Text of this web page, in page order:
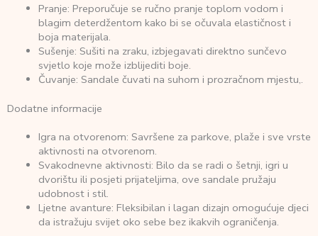
Pranje: Preporučuje se ručno pranje toplom vodom i
blagim deterdžentom kako bi se očuvala elastičnost i
boja materijala.
Sušenje: Sušiti na zraku, izbjegavati direktno sunčevo
svjetlo koje može izblijediti boje.
Čuvanje: Sandale čuvati na suhom i prozračnom mjestu,.
Dodatne informacije
Igra na otvorenom: Savršene za parkove, plaže i sve vrste
aktivnosti na otvorenom.
Svakodnevne aktivnosti: Bilo da se radi o šetnji, igri u
dvorištu ili posjeti prijateljima, ove sandale pružaju
udobnost i stil.
Ljetne avanture: Fleksibilan i lagan dizajn omogućuje djeci
da istražuju svijet oko sebe bez ikakvih ograničenja.